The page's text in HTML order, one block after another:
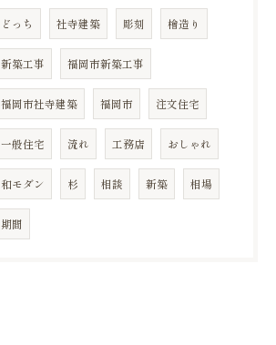
どっち 社寺建築 彫刻 檜造り
新築工事 福岡市新築工事
福岡市社寺建築 福岡市 注文住宅
一般住宅 流れ 工務店 おしゃれ
和モダン 杉 相談 新築 相場
期間